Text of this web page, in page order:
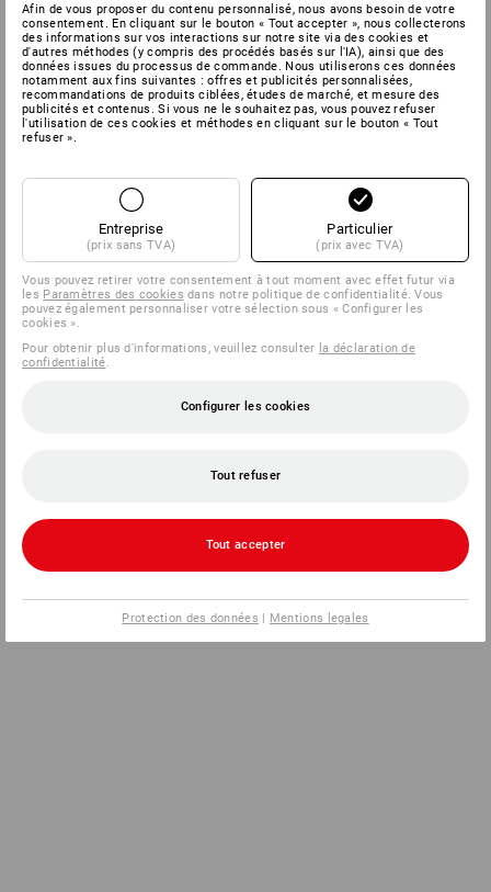
Afin de vous proposer du contenu personnalisé, nous avons besoin de votre
consentement. En cliquant sur le bouton « Tout accepter », nous collecterons
des informations sur vos interactions sur notre site via des cookies et
d'autres méthodes (y compris des procédés basés sur l'IA), ainsi que des
données issues du processus de commande. Nous utiliserons ces données
notamment aux fins suivantes : offres et publicités personnalisées,
recommandations de produits ciblées, études de marché, et mesure des
publicités et contenus. Si vous ne le souhaitez pas, vous pouvez refuser
l'utilisation de ces cookies et méthodes en cliquant sur le bouton « Tout
refuser ».
Entreprise
(prix sans TVA)
Particulier
(prix avec TVA)
Vous pouvez retirer votre consentement à tout moment avec effet futur via
les Paramètres des cookies dans notre politique de confidentialité. Vous
pouvez également personnaliser votre sélection sous « Configurer les
cookies ».
Pour obtenir plus d'informations, veuillez consulter la déclaration de
confidentialité
Configurer les cookies
Tout refuser
Tout accepter
Protection des données | Mentions legales